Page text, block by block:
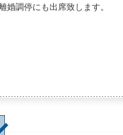
婚調停にも出席致します。